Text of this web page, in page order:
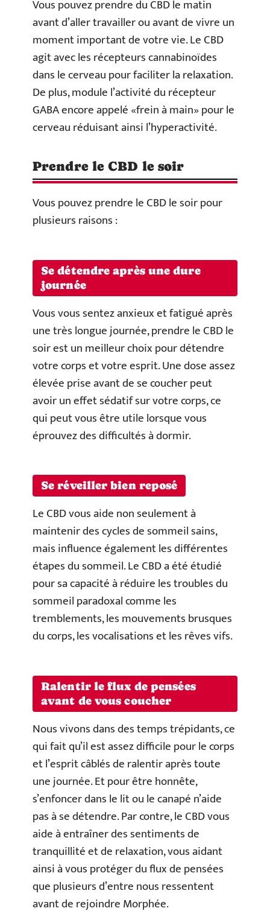
Vous pouvez prendre du CBD le matin
avant d’aller travailler ou avant de vivre un
moment important de votre vie. Le CBD
agit avec les récepteurs cannabinoïdes
dans le cerveau pour faciliter la relaxation.
De plus, module l’activité du récepteur
GABA encore appelé «frein à main» pour le
cerveau réduisant ainsi l’hyperactivité.
Prendre le CBD le soir
Vous pouvez prendre le CBD le soir pour
plusieurs raisons :
Se détendre après une dure
journée
Vous vous sentez anxieux et fatigué après
une très longue journée, prendre le CBD le
soir est un meilleur choix pour détendre
votre corps et votre esprit. Une dose assez
élevée prise avant de se coucher peut
avoir un effet sédatif sur votre corps, ce
qui peut vous être utile lorsque vous
éprouvez des difficultés à dormir.
Se réveiller bien reposé
Le CBD vous aide non seulement à
maintenir des cycles de sommeil sains,
mais influence également les différentes
étapes du sommeil. Le CBD a été étudié
pour sa capacité à réduire les troubles du
sommeil paradoxal comme les
tremblements, les mouvements brusques
du corps, les vocalisations et les rêves vifs.
Ralentir le flux de pensées
avant de vous coucher
Nous vivons dans des temps trépidants, ce
qui fait qu’il est assez difficile pour le corps
et l’esprit câblés de ralentir après toute
une journée. Et pour être honnête,
s’enfoncer dans le lit ou le canapé n’aide
pas à se détendre. Par contre, le CBD vous
aide à entraîner des sentiments de
tranquillité et de relaxation, vous aidant
ainsi à vous protéger du flux de pensées
que plusieurs d’entre nous ressentent
avant de rejoindre Morphée.